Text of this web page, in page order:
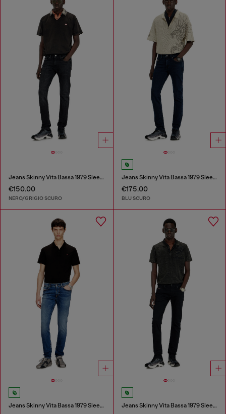
Jeans Skinny Vita Bassa 1979 Sleenker
€150.00
NERO/GRIGIO SCURO
Jeans Skinny Vita Bassa 1979 Sleenker
€175.00
BLU SCURO
Jeans Skinny Vita Bassa 1979 Sleenker Jeans Skinny Vita Bassa 1979 Sleenker